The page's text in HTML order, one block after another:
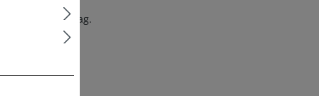
und Alltag.